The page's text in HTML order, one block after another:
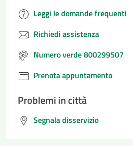
Leggi le domande frequenti
Richiedi assistenza
Numero verde 800299507
Prenota appuntamento
Problemi in città
Segnala disservizio